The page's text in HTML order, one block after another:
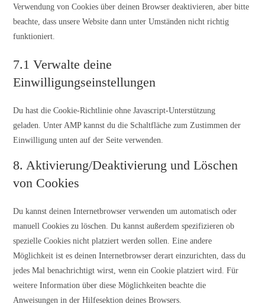
Verwendung von Cookies über deinen Browser deaktivieren, aber bitte
beachte, dass unsere Website dann unter Umständen nicht richtig
funktioniert.
7.1 Verwalte deine
Einwilligungseinstellungen
Du hast die Cookie-Richtlinie ohne Javascript-Unterstützung
geladen. Unter AMP kannst du die Schaltfläche zum Zustimmen der
Einwilligung unten auf der Seite verwenden.
8. Aktivierung/Deaktivierung und Löschen
von Cookies
Du kannst deinen Internetbrowser verwenden um automatisch oder
manuell Cookies zu löschen. Du kannst außerdem spezifizieren ob
spezielle Cookies nicht platziert werden sollen. Eine andere
Möglichkeit ist es deinen Internetbrowser derart einzurichten, dass du
jedes Mal benachrichtigt wirst, wenn ein Cookie platziert wird. Für
weitere Information über diese Möglichkeiten beachte die
Anweisungen in der Hilfesektion deines Browsers.